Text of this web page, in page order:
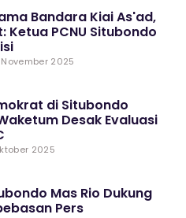
Bandara Kiai As'ad,
Ketua PCNU Situbondo
2025
di Situbondo
Desak Evaluasi
2025
Mas Rio Dukung
Pers